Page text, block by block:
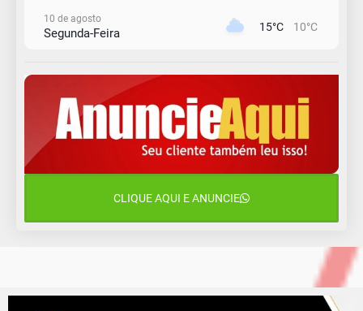
10 de agosto
Segunda-Feira 15°C 10°C
Terça-Feira 13°C 11°C
12 de agosto
Quarta-Feira
CLIQUE AQUI E ANUNCIE